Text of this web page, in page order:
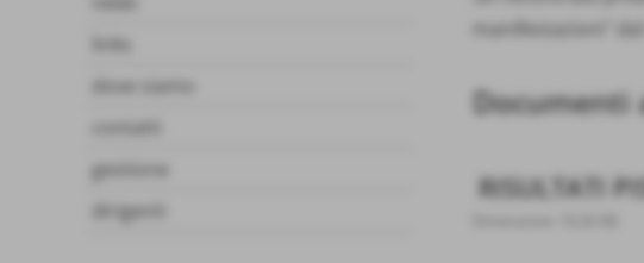
dove siamo
contatti
gestione
dirigenti
manifestazioni"
Documenti
RISULTATI